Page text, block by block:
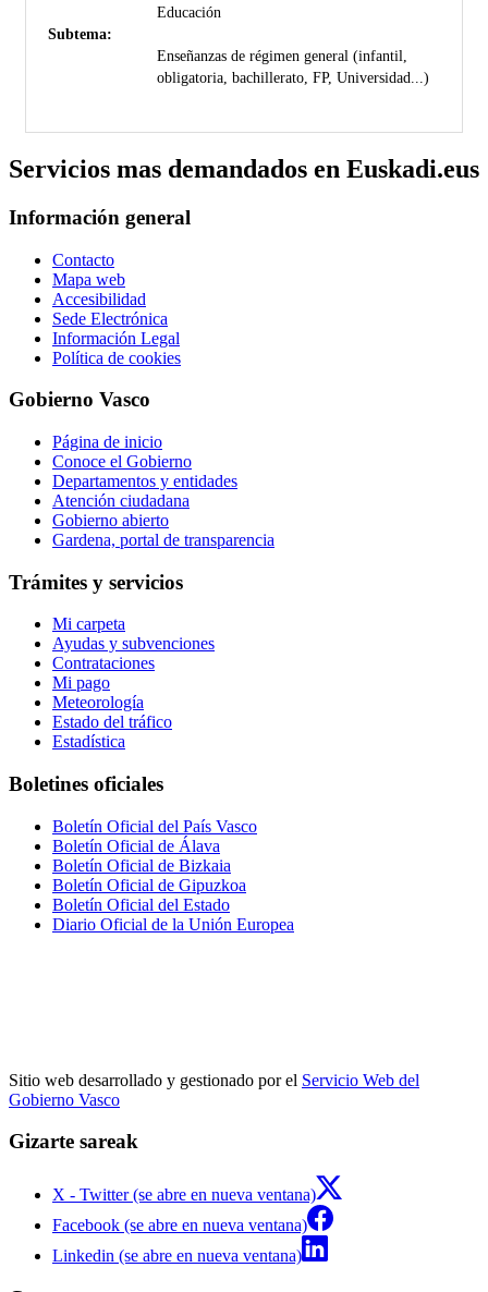
Educación
Subtema:
Enseñanzas de régimen general (infantil,
obligatoria, bachillerato, FP, Universidad...)
Servicios mas demandados en Euskadi.eus
Información general
Contacto
Mapa web
Accesibilidad
Sede Electrónica
Información Legal
Política de cookies
Gobierno Vasco
Página de inicio
Conoce el Gobierno
Departamentos y entidades
Atención ciudadana
Gobierno abierto
Gardena, portal de transparencia
Trámites y servicios
Mi carpeta
Ayudas y subvenciones
Contrataciones
Mi pago
Meteorología
Estado del tráfico
Estadística
Boletines oficiales
Boletín Oficial del País Vasco
Boletín Oficial de Álava
Boletín Oficial de Bizkaia
Boletín Oficial de Gipuzkoa
Boletín Oficial del Estado
Diario Oficial de la Unión Europea
Sitio web desarrollado y gestionado por el Servicio Web del
Gobierno Vasco
Gizarte sareak
X - Twitter (se abre en nueva ventana)
Facebook (se abre en nueva ventana)
Linkedin (se abre en nueva ventana)